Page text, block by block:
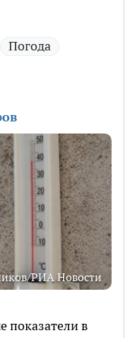
Погода
РИА Новости
показатели в